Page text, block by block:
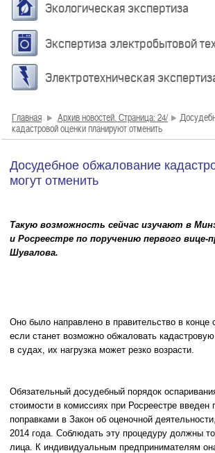
Экологическая экспертиза
Экспертиза электробытовой
Электротехническая
Главная Архив новостей. Страница: 24/
кадастровой оценки планируют отменить
Досудебное обжалование
могут отменить
Такую возможность сейчас изучают в
и Росреестре по поручению первого вице-
Шувалова.
Оно было направлено в правительство в конце
если станет возможно обжаловать
в судах, их нагрузка может резко возрасти.
Обязательный досудебный порядок
стоимости в комиссиях при Росреестре
поправками в Закон об оценочной
2014 года. Соблюдать эту процедуру должны
лица. К индивидуальным предпринимателям